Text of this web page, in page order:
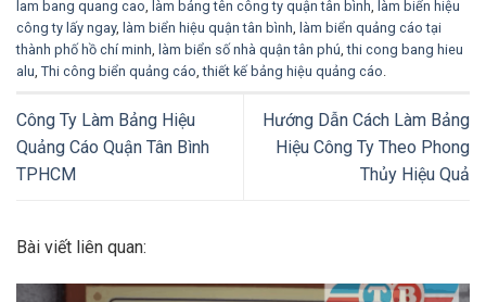
lam bang quang cao
làm bảng tên công ty quận tân bình
làm biển hiệu
công ty lấy ngay, làm biển hiệu quận tân bình
làm biển quảng cáo tại
thành phố hồ chí minh
làm biển số nhà quận tân phú ,thi cong bang hieu
alu Thi công biển quảng cáo ,thiết kế bảng hiệu quảng cáo
Công Ty Làm Bảng Hiệu
Quảng Cáo Quận Tân Bình
TPHCM
Hướng Dẫn Cách Làm Bảng
Hiệu Công Ty Theo Phong
Thủy Hiệu Quả
Bài viết liên quan: